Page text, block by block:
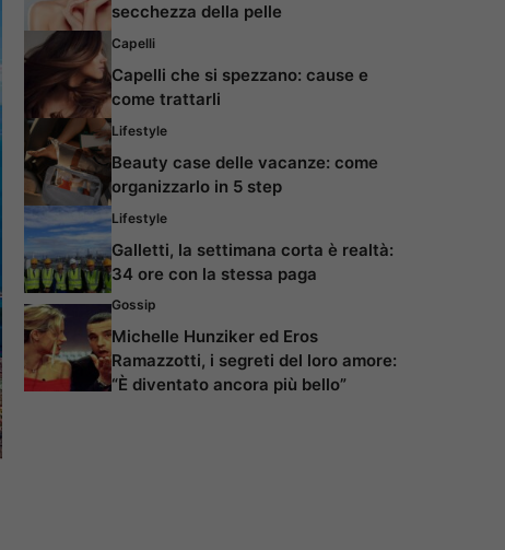
secchezza della pelle
Capelli
Capelli che si spezzano: cause e
come trattarli
Lifestyle
Beauty case delle vacanze: come
organizzarlo in 5 step
Lifestyle
Galletti, la settimana corta è realtà:
34 ore con la stessa paga
Gossip
Michelle Hunziker ed Eros
Ramazzotti, i segreti del loro amore:
“È diventato ancora più bello”